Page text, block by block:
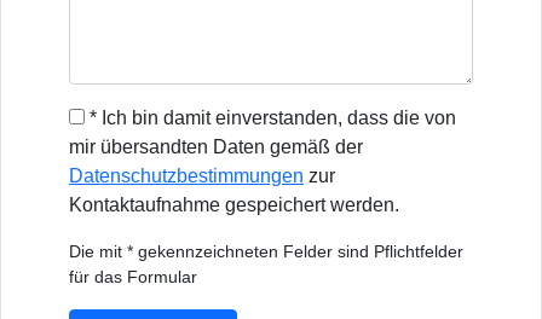
* Ich bin damit einverstanden, dass die von
mir übersandten Daten gemäß der
Datenschutzbestimmungen zur
Kontaktaufnahme gespeichert werden.
Die mit * gekennzeichneten Felder sind Pflichtfelder
für das Formular